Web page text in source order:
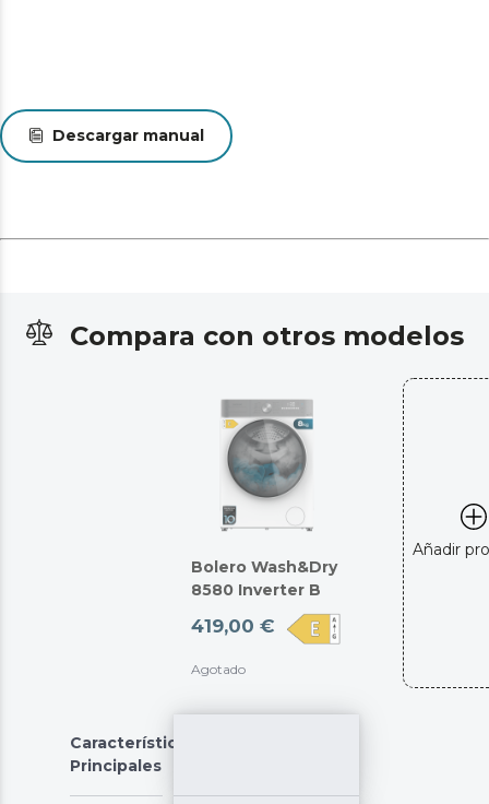
Descargar manual
Compara con otros modelos
Bolero Wash&Dry
8580 Inverter B
419,00 €
Agotado
Añadir
Características
Principales